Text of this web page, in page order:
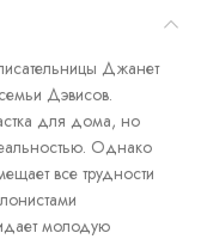
Джанет
Дэвисов.
для дома, но
Однако
все трудности
молодую